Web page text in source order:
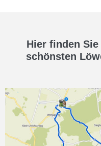
Hier finden
schönsten